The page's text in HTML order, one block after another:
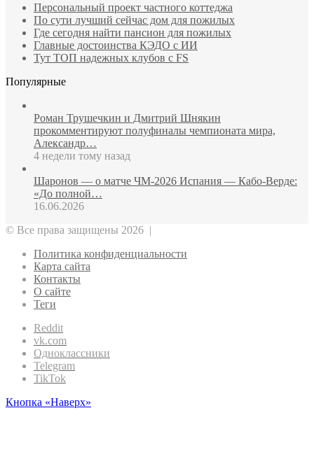
Персональный проект частного коттеджа
По сути лучший сейчас дом для пожилых
Где сегодня найти пансион для пожилых
Главные достоинства КЭДО с ИИ
Тут ТОП надежных клубов с FS
Популярные
Роман Трушечкин и Дмитрий Шнякин
прокомментируют полуфиналы чемпионата мира,
Александр…
4 недели тому назад
Шаронов — о матче ЧМ‑2026 Испания — Кабо‑Верде:
«До полной…
16.06.2026
© Все права защищены 2026 |
Политика конфиденциальности
Карта сайта
Контакты
О сайте
Теги
Reddit
vk.com
Одноклассники
Telegram
TikTok
Кнопка «Наверх»